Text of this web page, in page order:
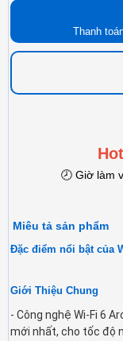
Thanh
🕗 Giờ làm
Miêu tả sản phẩm
Đặc điểm nổi bật của
Giới Thiệu Chung
- Công nghệ Wi-Fi 6
mới nhất, cho tốc độ